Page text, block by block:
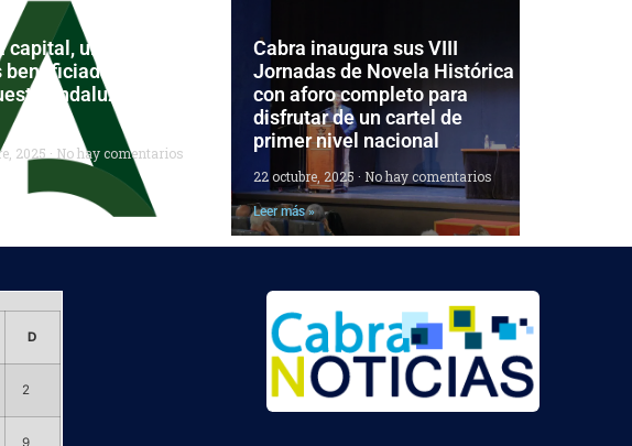
capital, una de las
beneficiadas del
andaluz para
2025 No hay comentarios
Cabra inaugura sus VIII
Jornadas de Novela Histórica
con aforo completo para
disfrutar de un cartel de
primer nivel nacional
22 octubre, 2025 No hay comentarios
Leer más »
D
2
9